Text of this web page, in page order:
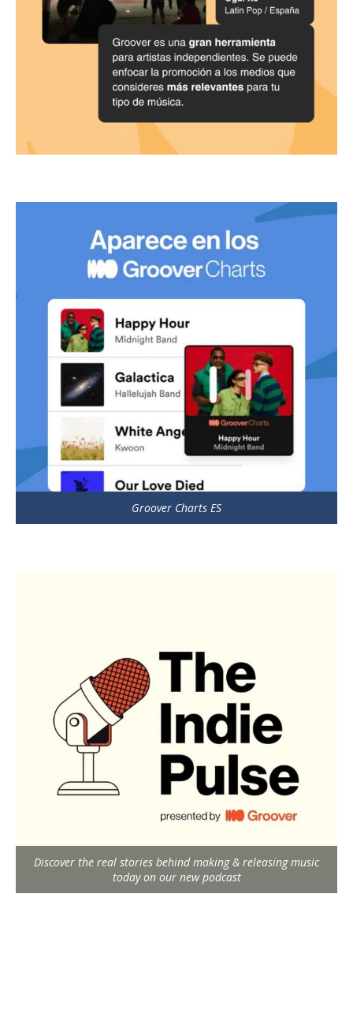
Groover Charts ES
Discover the real stories behind making & releasing music
today on our new podcast